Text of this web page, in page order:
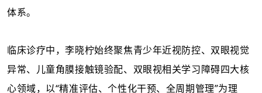
体系。
临床诊疗中，李晓柠始终聚焦青少年近视防控、双眼视觉
异常、儿童角膜接触镜验配、双眼视相关学习障碍四大核
心领域，以“精准评估、个性化干预、全周期管理”为理